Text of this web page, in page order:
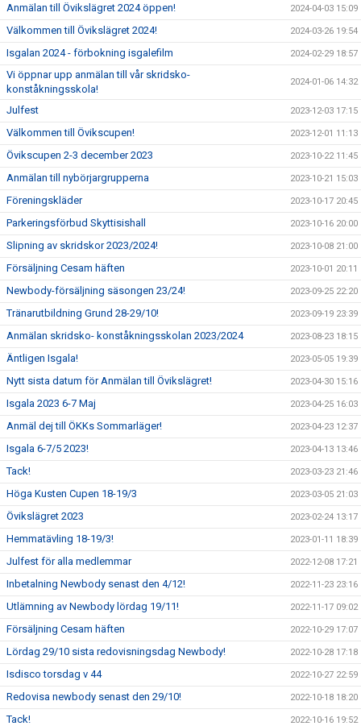
Anmälan till Övikslägret 2024 öppen! 2024-04-03 15:09
Välkommen till Övikslägret 2024! 2024-03-26 19:54
Isgalan 2024 - förbokning isgalefilm 2024-02-29 18:57
Vi öppnar upp anmälan till vår skridsko-
konståkningsskola!
2024-01-06 14:32
Julfest 2023-12-03 17:15
Välkommen till Övikscupen! 2023-12-01 11:13
Övikscupen 2-3 december 2023 2023-10-22 11:45
Anmälan till nybörjargrupperna 2023-10-21 15:03
Föreningskläder 2023-10-17 20:45
Parkeringsförbud Skyttisishall 2023-10-16 20:00
Slipning av skridskor 2023/2024! 2023-10-08 21:00
Försäljning Cesam häften 2023-10-01 20:11
Newbody-försäljning säsongen 23/24! 2023-09-25 22:20
Tränarutbildning Grund 28-29/10! 2023-09-19 23:39
Anmälan skridsko- konståkningsskolan 2023/2024 2023-08-23 18:15
Äntligen Isgala! 2023-05-05 19:39
Nytt sista datum för Anmälan till Övikslägret! 2023-04-30 15:16
Isgala 2023 6-7 Maj 2023-04-25 16:03
Anmäl dej till ÖKKs Sommarläger! 2023-04-23 12:37
Isgala 6-7/5 2023! 2023-04-13 13:46
Tack! 2023-03-23 21:46
Höga Kusten Cupen 18-19/3 2023-03-05 21:03
Övikslägret 2023 2023-02-24 13:17
Hemmatävling 18-19/3! 2023-01-11 18:39
Julfest för alla medlemmar 2022-12-08 17:21
Inbetalning Newbody senast den 4/12! 2022-11-23 23:16
Utlämning av Newbody lördag 19/11! 2022-11-17 09:02
Försäljning Cesam häften 2022-10-29 17:07
Lördag 29/10 sista redovisningsdag Newbody! 2022-10-28 17:18
Isdisco torsdag v 44 2022-10-27 22:59
Redovisa newbody senast den 29/10! 2022-10-18 18:20
Tack! 2022-10-16 19:52